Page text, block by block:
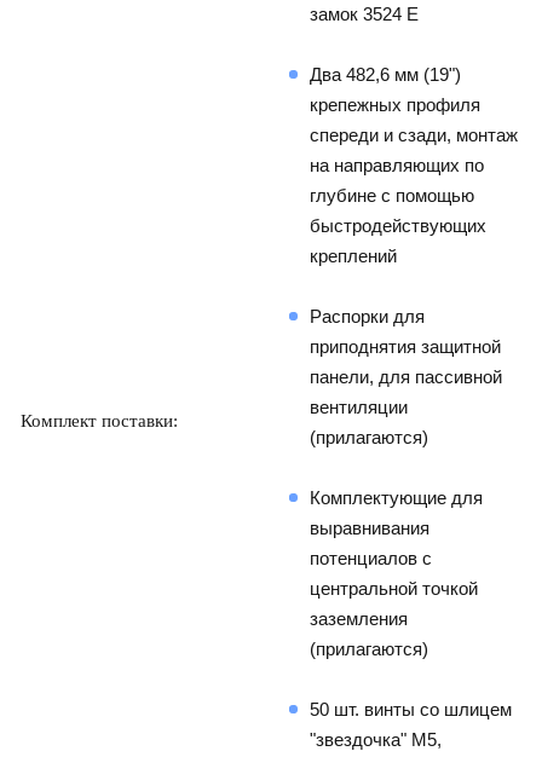
Комплект поставки:
замок 3524 E
Два 482,6 мм (19")
крепежных профиля
спереди и сзади, монтаж
на направляющих по
глубине с помощью
быстродействующих
креплений
Распорки для
приподнятия защитной
панели, для пассивной
вентиляции
(прилагаются)
Комплектующие для
выравнивания
потенциалов с
центральной точкой
заземления
(прилагаются)
50 шт. винты со шлицем
"звездочка" М5,